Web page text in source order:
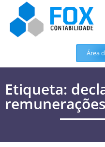
Área
Etiqueta: